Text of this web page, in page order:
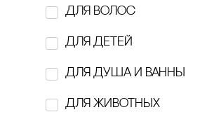
EBURET
EXOARI L
figura A
FLAME.MOSCOW
Для волос
для детей
для душа и ванны
для животных